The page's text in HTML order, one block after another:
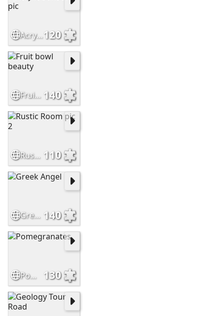
Acrylic Sunset pic120
Fruit bowl beauty 140
Rustic Room pic 2 110
Greek Angel 140
Pomegranates 130